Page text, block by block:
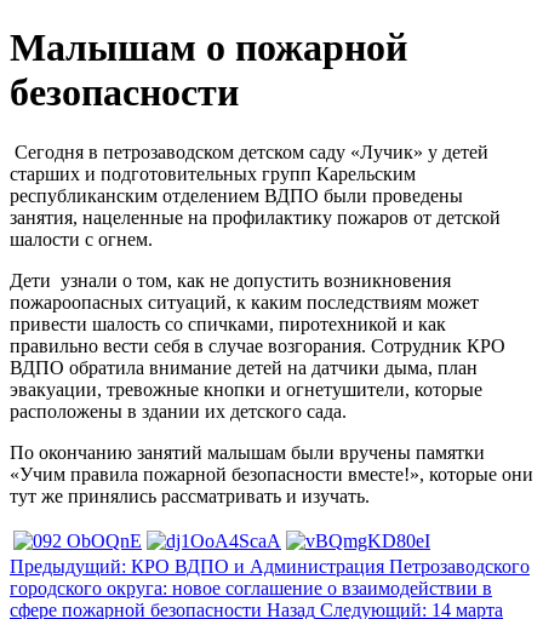
Малышам о пожарной
безопасности
Сегодня в петрозаводском детском саду «Лучик» у детей
старших и подготовительных групп Карельским
республиканским отделением ВДПО были проведены
занятия, нацеленные на профилактику пожаров от детской
шалости с огнем.
Дети узнали о том, как не допустить возникновения
пожароопасных ситуаций, к каким последствиям может
привести шалость со спичками, пиротехникой и как
правильно вести себя в случае возгорания. Сотрудник КРО
ВДПО обратила внимание детей на датчики дыма, план
эвакуации, тревожные кнопки и огнетушители, которые
расположены в здании их детского сада.
По окончанию занятий малышам были вручены памятки
«Учим правила пожарной безопасности вместе!», которые они
тут же принялись рассматривать и изучать.
Предыдущий: КРО ВДПО и Администрация Петрозаводского
городского округа: новое соглашение о взаимодействии в
сфере пожарной безопасности Назад Следующий: 14 марта